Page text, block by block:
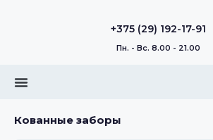
+375 (29) 192-17-91
Пн. - Вс. 8.00 - 21.00
Кованные заборы